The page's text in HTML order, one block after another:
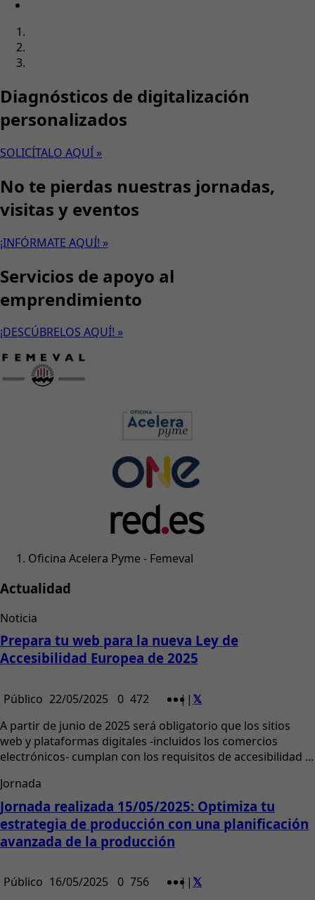
Diagnósticos de digitalización
personalizados
SOLICÍTALO AQUÍ »
No te pierdas nuestras jornadas,
visitas y eventos
¡INFÓRMATE AQUÍ! »
Servicios de apoyo al
emprendimiento
¡DESCÚBRELOS AQUÍ! »
Oficina Acelera Pyme - Femeval
Actualidad
Noticia
Prepara tu web para la nueva Ley de
Accesibilidad Europea de 2025
Público 22/05/2025 0 472 | |
A partir de junio de 2025 será obligatorio que los sitios
web y plataformas digitales -incluidos los comercios
electrónicos- cumplan con los requisitos de accesibilidad ...
Jornada
Jornada realizada 15/05/2025: Optimiza tu
estrategia de producción con una planificación
avanzada de la producción
Público 16/05/2025 0 756 | |